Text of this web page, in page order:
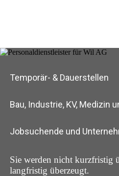
Temporär- & Dauerstellen
Bau, Industrie, KV, Medizin
Jobsuchende und
Sie werden nicht kurzfristig
langfristig überzeugt.